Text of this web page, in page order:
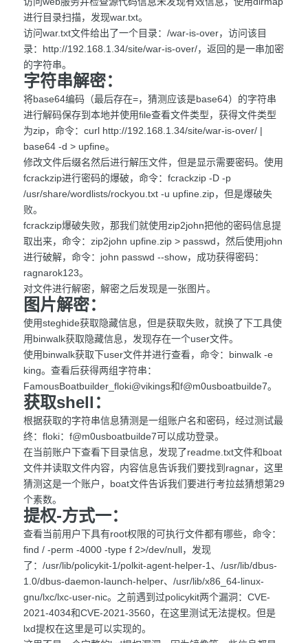
进行目录扫描，发现war.txt。
访问war.txt文件给出了一个目录：/war-is-over，访问该目
录：http://192.168.1.34/site/war-is-over/，返回的是一串加密
的字符串。
字符串解密：
将base64编码（最后存在=，猜测应该是base64）的字符串
进行解码保存到本地并使用file查看文件类型，获得文件类型
为zip，命令：curl http://192.168.1.34/site/war-is-over/ |
base64 -d > upfine。
修改文件后缀名然后进行解压文件，但是显示需要密码。使用
fcrackzip进行密码的爆破，命令：fcrackzip -D -p
/usr/share/wordlists/rockyou.txt -u upfine.zip，但是爆破失
败。
fcrackzip爆破失败，那我们就使用zip2john把他的密码信息提
取出来，命令：zip2john upfine.zip > passwd，然后使用john
进行破解，命令：john passwd --show，成功获得密码：
ragnarok123。
对文件进行解密，解密之后发现是一张图片。
图片解密：
使用steghide获取隐藏信息，但是获取失败，就换了下工具使
用binwalk获取隐藏信息，发现存在一个user文件。
使用binwalk获取下user文件并进行查看，命令：binwalk -e
king。查看后获得两组字符串：
FamousBoatbuilder_floki@vikings和f@m0usboatbuilde7。
获取shell：
根据获取的字符串信息猜测是一组账户名和密码，经过测试最
终：floki：f@m0usboatbuilde7可以成功登录。
在当前账户下查看下目录信息，发现了readme.txt文件和boat
文件并读取文件内容，内容信息告诉我们要找到ragnar，这里
猜测这是一个账户，boat文件告诉我们要进行考拉兹猜想第29
个素数。
提权-方式一：
查看当前用户下具有root权限的可执行文件都有哪些，命令：
find / -perm -4000 -type f 2>/dev/null，发现
了：/usr/lib/policykit-1/polkit-agent-helper-1、/usr/lib/dbus-
1.0/dbus-daemon-launch-helper、/usr/lib/x86_64-linux-
gnu/lxc/lxc-user-nic。之前遇到过policykit两个漏洞：CVE-
2021-4034和CVE-2021-3560，在这里测试无法提权。但是
lxd提权在这里是可以实现的。